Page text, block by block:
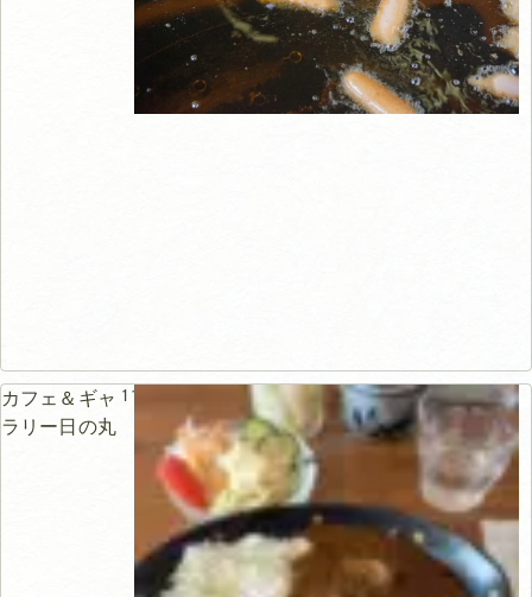
カフェ＆ギャ
ラリー日の丸
111m